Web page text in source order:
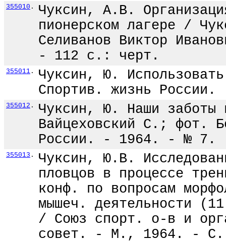
355010 .
Чуксин, А.В.
пионерском лагере /
Селиванов Виктор
- 112 с.: черт.
355011 .
Чуксин, Ю.
Спортив. жизнь
355012 .
Чуксин, Ю. Наши
Вайцеховский С.; фот.
России. - 1964. - №
355013 .
Чуксин, Ю.В.
пловцов в процессе
конф. по вопросам
мышеч. деятельности
/ Союз спорт. о-в и
совет. - М., 1964. - С.